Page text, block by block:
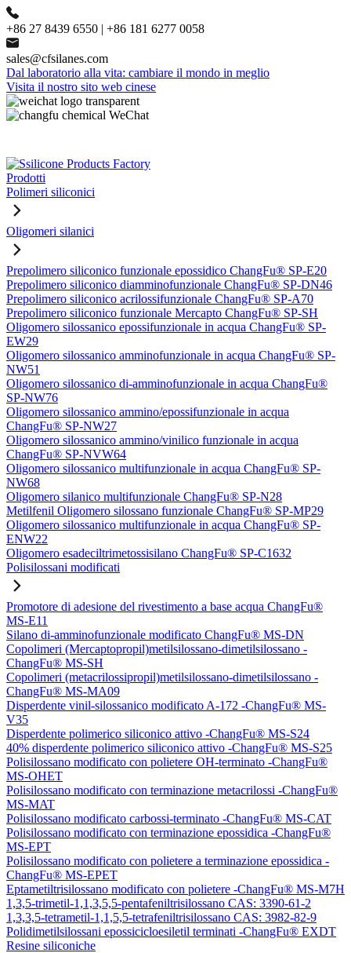
+86 27 8439 6550 | +86 181 6277 0058
sales@cfsilanes.com
Dal laboratorio alla vita: cambiare il mondo in meglio
Visita il nostro sito web cinese
Prodotti
Polimeri siliconici
Oligomeri silanici
Prepolimero siliconico funzionale epossidico ChangFu® SP-E20
Prepolimero siliconico diamminofunzionale ChangFu® SP-DN46
Prepolimero siliconico acrilossifunzionale ChangFu® SP-A70
Prepolimero siliconico funzionale Mercapto ChangFu® SP-SH
Oligomero silossanico epossifunzionale in acqua ChangFu® SP-
EW29
Oligomero silossanico amminofunzionale in acqua ChangFu® SP-
NW51
Oligomero silossanico di-amminofunzionale in acqua ChangFu®
SP-NW76
Oligomero silossanico ammino/epossifunzionale in acqua
ChangFu® SP-NW27
Oligomero silossanico ammino/vinilico funzionale in acqua
ChangFu® SP-NVW64
Oligomero silossanico multifunzionale in acqua ChangFu® SP-
NW68
Oligomero silanico multifunzionale ChangFu® SP-N28
Metilfenil Oligomero silossano funzionale ChangFu® SP-MP29
Oligomero silossanico multifunzionale in acqua ChangFu® SP-
ENW22
Oligomero esadeciltrimetossisilano ChangFu® SP-C1632
Polisilossani modificati
Promotore di adesione del rivestimento a base acqua ChangFu®
MS-E11
Silano di-amminofunzionale modificato ChangFu® MS-DN
Copolimeri (Mercaptopropil)metilsilossano-dimetilsilossano -
ChangFu® MS-SH
Copolimeri (metacrilossipropil)metilsilossano-dimetilsilossano -
ChangFu® MS-MA09
Disperdente vinil-silossanico modificato A-172 -ChangFu® MS-
V35
Disperdente polimerico siliconico attivo -ChangFu® MS-S24
40% disperdente polimerico siliconico attivo -ChangFu® MS-S25
Polisilossano modificato con polietere OH-terminato -ChangFu®
MS-OHET
Polisilossano modificato con terminazione metacrilossi -ChangFu®
MS-MAT
Polisilossano modificato carbossi-terminato -ChangFu® MS-CAT
Polisilossano modificato con terminazione epossidica -ChangFu®
MS-EPT
Polisilossano modificato con polietere a terminazione epossidica -
ChangFu® MS-EPET
Eptametiltrisilossano modificato con polietere -ChangFu® MS-M7H
1,3,5-trimetil-1,1,3,5,5-pentafeniltrisilossano CAS: 3390-61-2
1,3,3,5-tetrametil-1,1,5,5-tetrafeniltrisilossano CAS: 3982-82-9
Polidimetilsilossani epossicicloesiletil terminati -ChangFu® EXDT
Resine siliconiche